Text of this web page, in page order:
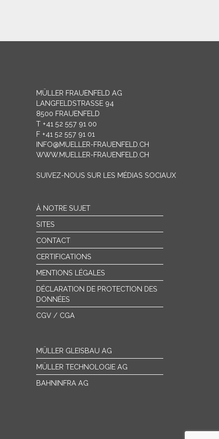
MÜLLER FRAUENFELD AG
LANGFELDSTRASSE 94
8500 FRAUENFELD
T +41 52 557 91 00
F +41 52 557 91 01
INFO@MUELLER-FRAUENFELD.CH
WWW.MUELLER-FRAUENFELD.CH
SUIVEZ-NOUS SUR LES MÉDIAS SOCIAUX
À NOTRE SUJET
SITES
CONTACT
CERTIFICATIONS
MENTIONS LÉGALES
DÉCLARATION DE PROTECTION DES
DONNÉES
CGV / CGA
MÜLLER GLEISBAU AG
MÜLLER TECHNOLOGIE AG
BAHNINFRA AG